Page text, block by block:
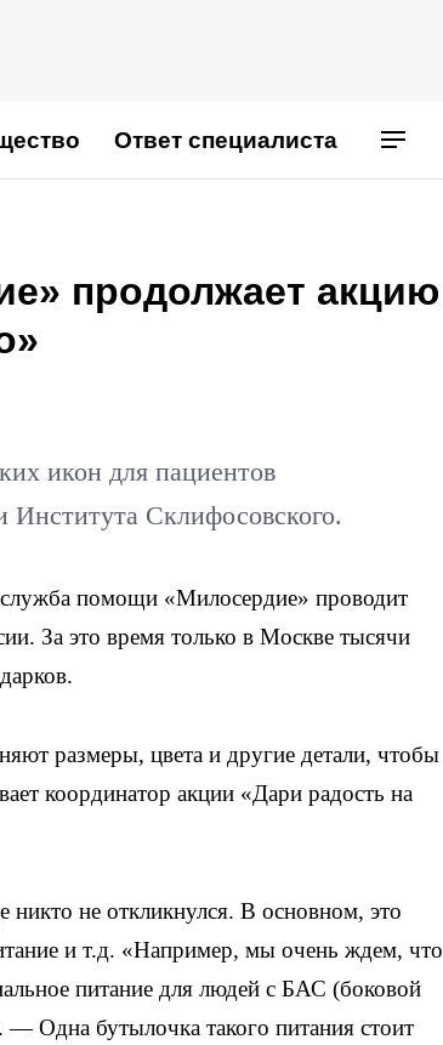
Ответ специалиста
продолжает акцию
икон для пациентов
Склифосовского.
помощи «Милосердие» проводит
За это время только в Москве тысячи
размеры, цвета и другие детали, чтобы
координатор акции «Дари радость на
не откликнулся. В основном, это
и т.д. «Например, мы очень ждем, что
питание для людей с БАС (боковой
Одна бутылочка такого питания стоит